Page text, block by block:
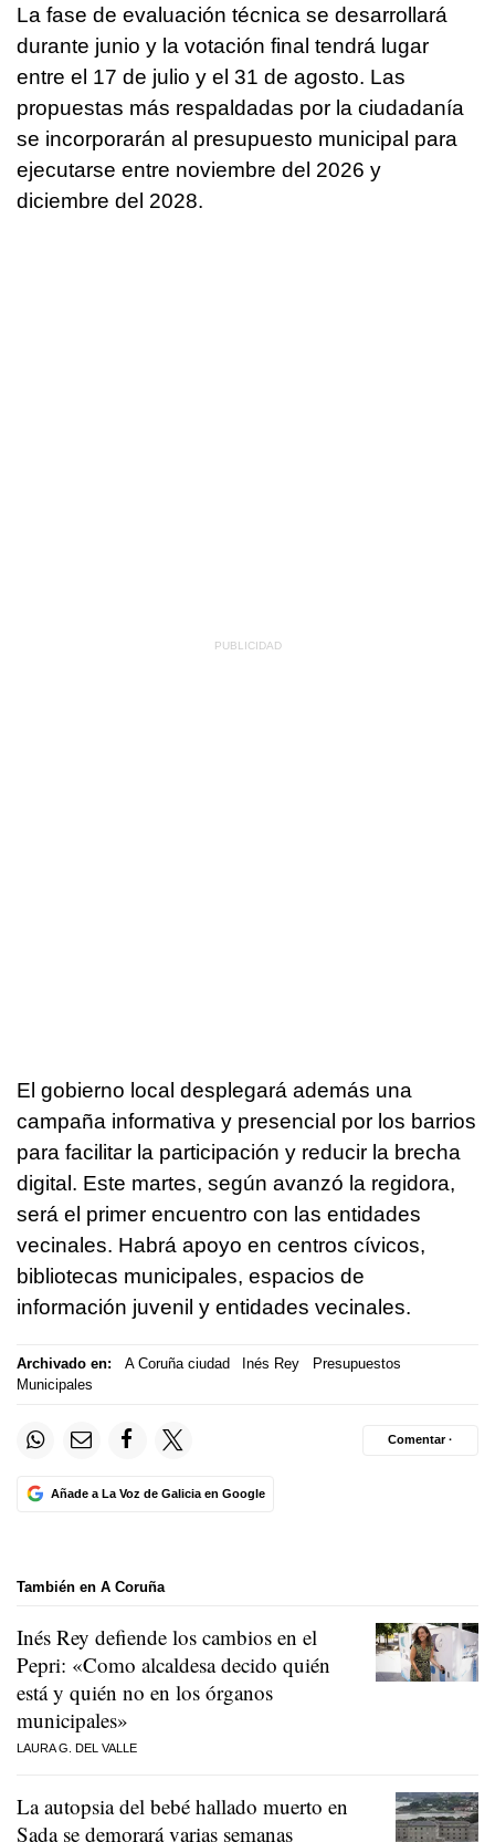
La fase de evaluación técnica se desarrollará
durante junio y la votación final tendrá lugar
entre el 17 de julio y el 31 de agosto. Las
propuestas más respaldadas por la ciudadanía
se incorporarán al presupuesto municipal para
ejecutarse entre noviembre del 2026 y
diciembre del 2028.
El gobierno local desplegará además una
campaña informativa y presencial por los barrios
para facilitar la participación y reducir la brecha
digital. Este martes, según avanzó la regidora,
será el primer encuentro con las entidades
vecinales. Habrá apoyo en centros cívicos,
bibliotecas municipales, espacios de
información juvenil y entidades vecinales.
Archivado en: A Coruña ciudad Inés Rey
Presupuestos
Municipales
Añade a La Voz de Galicia en Google
Comentar ·
También en A Coruña
Inés Rey defiende los cambios en el
Pepri: «Como alcaldesa decido quién
está y quién no en los órganos
municipales»
LAURA G. DEL VALLE
La autopsia del bebé hallado muerto en
Sada se demorará varias semanas